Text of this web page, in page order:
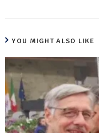
YOU MIGHT ALSO LIKE